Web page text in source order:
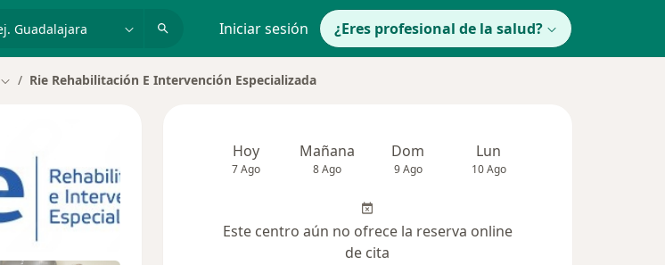
Iniciar sesión ¿Eres profesional de la salud?
Cambiar de ciudad
Rie Rehabilitación E Intervención Especializada
Hoy
7 Ago
Mañana
8 Ago
Dom
9 Ago
Lun
10 Ago
Este centro aún no ofrece la reserva online
de cita